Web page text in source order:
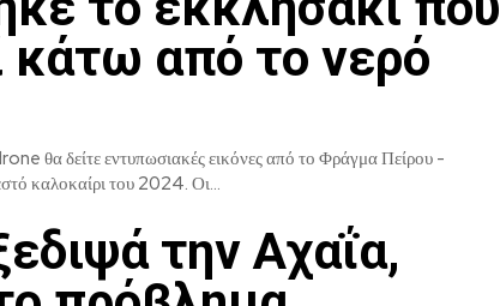
κάτω από το νερό
θα δείτε εντυπωσιακές εικόνες από το Φράγμα Πείρου -
Παραπείρου, μετά το ιστορικά ζεστό καλοκαίρι του 2024. Οι...
την Αχαΐα,